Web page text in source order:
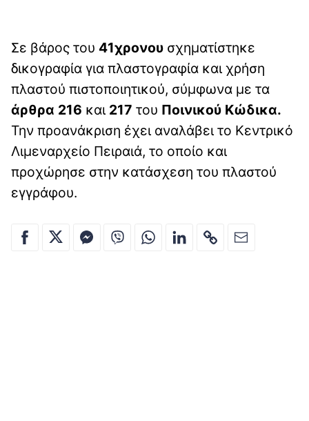
Σε βάρος του 41χρονου σχηματίστηκε
δικογραφία για πλαστογραφία και χρήση
πλαστού πιστοποιητικού, σύμφωνα με τα
άρθρα 216 και 217 του Ποινικού Κώδικα.
Την προανάκριση έχει αναλάβει το Κεντρικό
Λιμεναρχείο Πειραιά, το οποίο και
προχώρησε στην κατάσχεση του πλαστού
εγγράφου.